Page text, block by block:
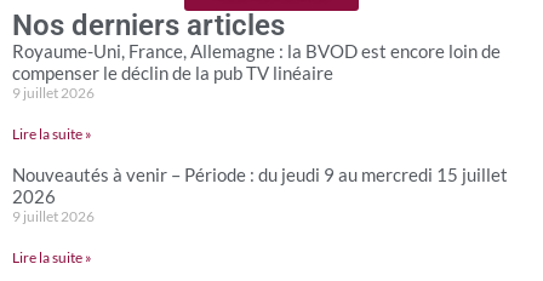
Nos derniers articles
Royaume-Uni, France, Allemagne : la BVOD est encore loin de
compenser le déclin de la pub TV linéaire
9 juillet 2026
Lire la suite »
Nouveautés à venir – Période : du jeudi 9 au mercredi 15 juillet
2026
9 juillet 2026
Lire la suite »